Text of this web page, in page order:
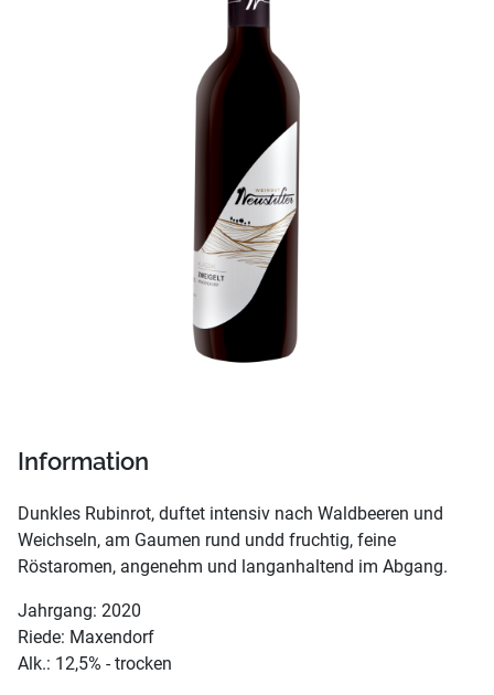
Information
Dunkles Rubinrot, duftet intensiv nach Waldbeeren und
Weichseln, am Gaumen rund undd fruchtig, feine
Röstaromen, angenehm und langanhaltend im Abgang.
Jahrgang: 2020
Riede: Maxendorf
Alk.: 12,5% - trocken